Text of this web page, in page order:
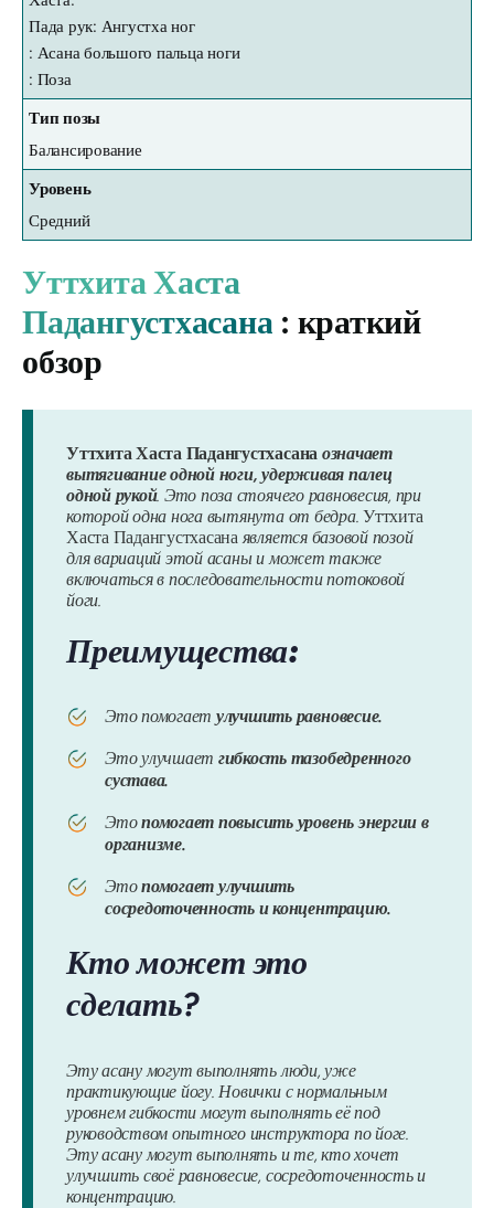
Пада рук: Ангустха ног
: Асана большого пальца ноги
: Поза
Тип позы
Балансирование
Уровень
Средний
Уттхита Хаста
Падангустхасана : краткий
обзор
Уттхита Хаста Падангустхасана означает
вытягивание одной ноги, удерживая палец
одной рукой. Это поза стоячего равновесия, при
которой одна нога вытянута от бедра.Уттхита
Хаста Падангустхасанаявляется базовой позой
для вариаций этой асаны и может также
включаться в последовательности потоковой
йоги.
Преимущества:
Это помогает улучшить равновесие.
Это улучшает гибкость тазобедренного
сустава.
Этопомогает повысить уровень энергии в
организме.
Этопомогает улучшить
сосредоточенность и концентрацию.
Кто может это
сделать?
Эту асану могут выполнять люди, уже
практикующие йогу. Новички с нормальным
уровнем гибкости могут выполнять её под
руководством опытного инструктора по йоге.
Эту асану могут выполнять и те, кто хочет
улучшить своё равновесие, сосредоточенность и
концентрацию.